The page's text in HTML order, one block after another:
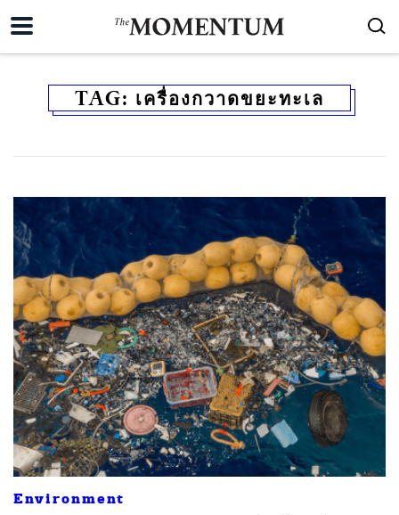
TAG: เครื่องกวาดขยะทะเล
Environment
ค้นหา
SHARE TWEET LINE EMAIL